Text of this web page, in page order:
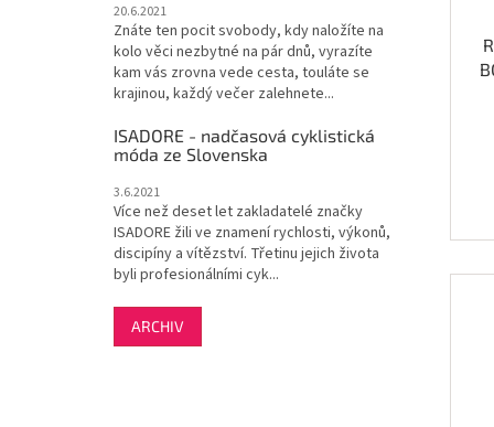
20.6.2021
Znáte ten pocit svobody, kdy naložíte na
kolo věci nezbytné na pár dnů, vyrazíte
kam vás zrovna vede cesta, touláte se
krajinou, každý večer zalehnete...
ISADORE - nadčasová cyklistická
móda ze Slovenska
3.6.2021
Více než deset let zakladatelé značky
ISADORE žili ve znamení rychlosti, výkonů,
discipíny a vítězství. Třetinu jejich života
byli profesionálními cyk...
ARCHIV